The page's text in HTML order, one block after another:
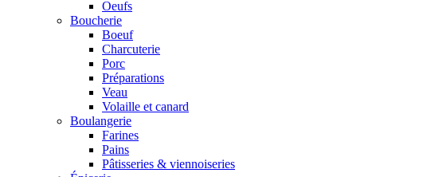
Oeufs
Boucherie
Boeuf
Charcuterie
Porc
Préparations
Veau
Volaille et canard
Boulangerie
Farines
Pains
Pâtisseries & viennoiseries